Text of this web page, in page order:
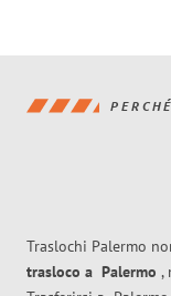
Traslochi Palermo
trasloco a Palermo ,